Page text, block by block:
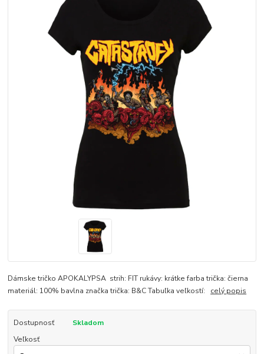
Dámske tričko APOKALYPSA strih: FIT rukávy: krátke farba trička: čierna
materiál: 100% bavlna značka trička: B&C Tabuľka veľkostí: celý popis
Dostupnosť
Skladom
Veľkosť